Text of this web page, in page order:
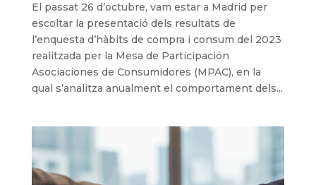
El passat 26 d’octubre, vam estar a Madrid per
escoltar la presentació dels resultats de
l’enquesta d’hàbits de compra i consum del 2023
realitzada per la Mesa de Participación
Asociaciones de Consumidores (MPAC), en la
qual s’analitza anualment el comportament dels...